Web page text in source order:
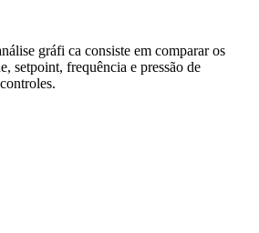
gráfi ca consiste em comparar os
setpoint, frequência e pressão de